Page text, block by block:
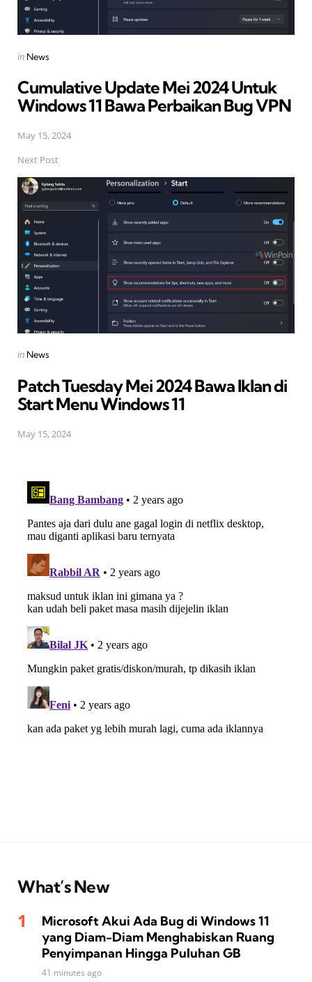
Posted
in News
Cumulative Update Mei 2024 Untuk
Windows 11 Bawa Perbaikan Bug VPN
May 15, 2024
Next Post
Posted
in News
Patch Tuesday Mei 2024 Bawa Iklan di
Start Menu Windows 11
May 15, 2024
What’s New
Microsoft Akui Ada Bug di Windows 11
yang Diam-Diam Menghabiskan Ruang
Penyimpanan Hingga Puluhan GB
41 minutes ago